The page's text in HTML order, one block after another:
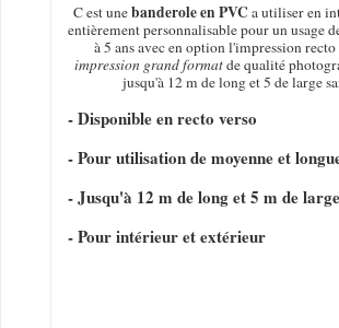
C est unebanderole en PVC a utiliser en
entièrement personnalisable pour un usage
à 5 ans avec en option l'impression
impression grand formatde qualité
jusqu'à 12 m de long et 5 de large
- Disponible en recto verso
- Pour utilisation de moyenne et
- Jusqu'à 12 m de long et 5 m de
- Pour intérieur et extérieur